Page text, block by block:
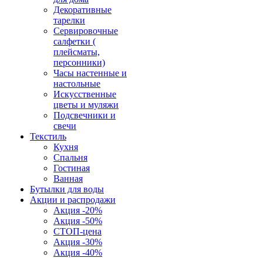
Декоративные
тарелки
Сервировочные
салфетки (
плейсматы,
персонники)
Часы настенные и
настольные
Искусственные
цветы и муляжи
Подсвечники и
свечи
Текстиль
Кухня
Спальня
Гостиная
Ванная
Бутылки для воды
Акции и распродажи
Акция -20%
Акция -50%
СТОП-цена
Акция -30%
Акция -40%